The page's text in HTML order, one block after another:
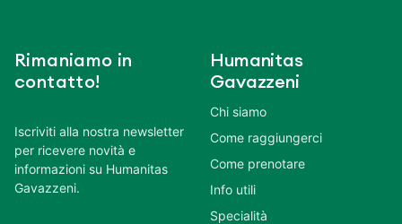
Rimaniamo in
contatto!
Iscriviti alla nostra newsletter
per ricevere novità e
informazioni su Humanitas
Gavazzeni.
Humanitas
Gavazzeni
Chi siamo
Come raggiungerci
Come prenotare
Info utili
Specialità